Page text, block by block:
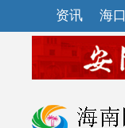
资讯 海口